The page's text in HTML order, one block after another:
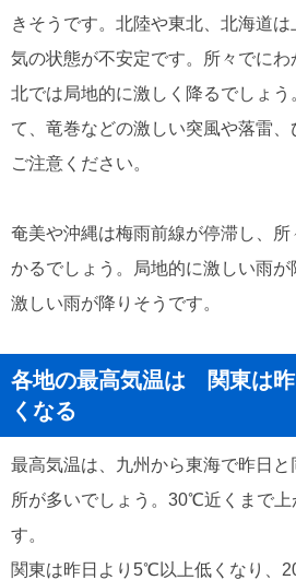
きそうです。北陸や東北、北海道
気の状態が不安定です。所々でに
北では局地的に激しく降るでしょ
て、竜巻などの激しい突風や落雷
ご注意ください。
奄美や沖縄は梅雨前線が停滞し、
かるでしょう。局地的に激しい雨
激しい雨が降りそうです。
各地の最高気温は 関東は
くなる
最高気温は、九州から東海で昨日
所が多いでしょう。30℃近くまで
す。
関東は昨日より5℃以上低くなり、